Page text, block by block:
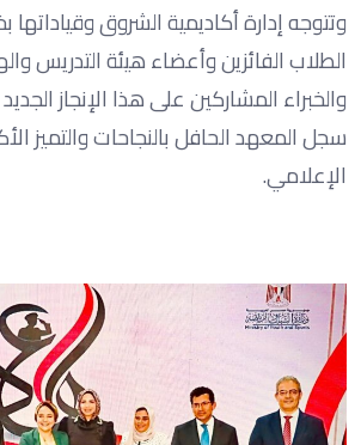
وتتوجه إدارة أكاديمية الشروق وقياداتها
الطلاب الفائزين وأعضاء هيئة التدريس
والخبراء المشاركين على هذا الإنجاز
سجل المعهد الحافل بالنجاحات والتميز
الإعلامي.